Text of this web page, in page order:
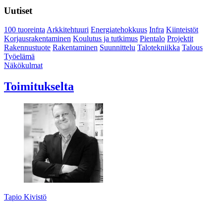
Uutiset
100 tuoreintaArkkitehtuuri Energiatehokkuus Infra Kiinteistöt
Korjausrakentaminen Koulutus ja tutkimus Pientalo Projektit
Rakennustuote Rakentaminen Suunnittelu Talotekniikka Talous
Työelämä
Näkökulmat
Toimitukselta
Tapio Kivistö